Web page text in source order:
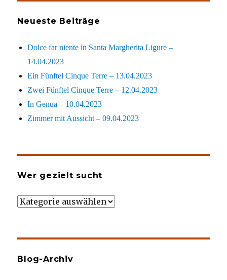
Neueste Beiträge
Dolce far niente in Santa Margherita Ligure –
14.04.2023
Ein Fünftel Cinque Terre – 13.04.2023
Zwei Fünftel Cinque Terre – 12.04.2023
In Genua – 10.04.2023
Zimmer mit Aussicht – 09.04.2023
Wer gezielt sucht
Wer
Blog-Archiv